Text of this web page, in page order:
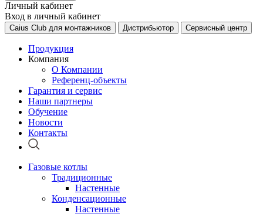
Личный кабинет
Вход в личный кабинет
Caius Club для монтажников Дистрибьютор Сервисный центр
Продукция
Компания
О Компании
Референц-объекты
Гарантия и сервис
Наши партнеры
Обучение
Новости
Контакты
Газовые котлы
Традиционные
Настенные
Конденсационные
Настенные